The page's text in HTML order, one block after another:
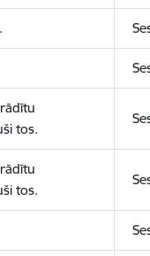
tos.
tos.